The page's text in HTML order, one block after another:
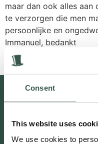
Consent
This website uses
We use cookies to
maar dan ook alles
te verzorgen die men
persoonlijke en
Immanuel, bedankt
Jeroen van de Meijde
Contact